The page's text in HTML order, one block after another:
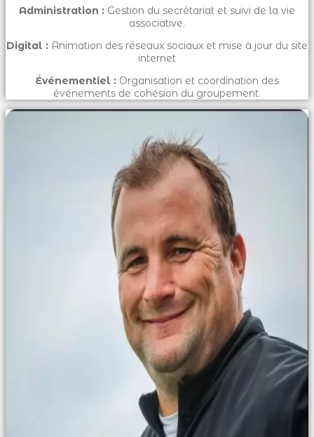
Administration : Gestion du secrétariat et suivi de la vie
associative.
Digital : Animation des réseaux sociaux et mise à jour du site
internet
Événementiel : Organisation et coordination des
événements de cohésion du groupement.